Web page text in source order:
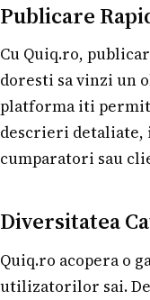
Publicare
Cu Quiq.ro,
doresti sa vinzi un
platforma iti
descrieri detaliate,
cumparatori sau
Diversitatea
Quiq.ro acopera o
utilizatorilor sai.